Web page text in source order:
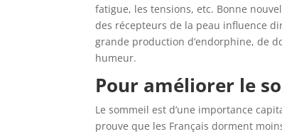
fatigue, les tensions, etc. Bonne
des récepteurs de la peau influence
grande production d’endorphine, de
humeur.
Pour améliorer le
Le sommeil est d’une importance
prouve que les Français dorment